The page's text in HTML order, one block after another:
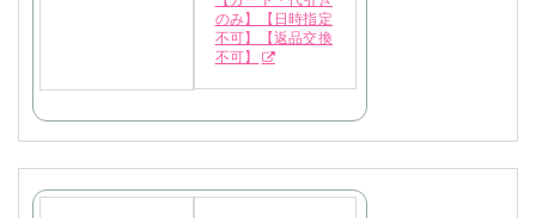
のみ】【日時指定
不可】【返品交換
不可】